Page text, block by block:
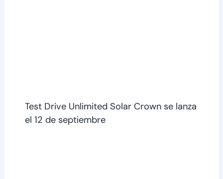
Test Drive Unlimited Solar Crown se lanza
el 12 de septiembre